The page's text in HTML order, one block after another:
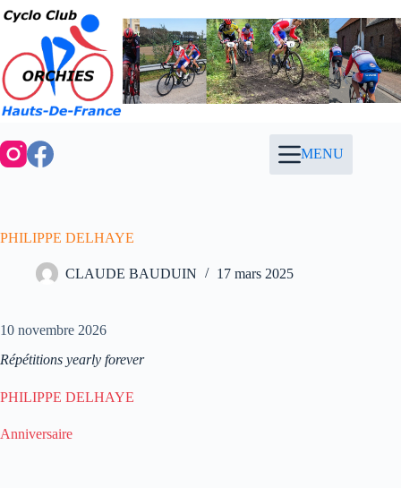
Passer
au
contenu
MENU
PHILIPPE DELHAYE
CLAUDE BAUDUIN 17 mars 2025
10 novembre 2026
Répétitions yearly forever
PHILIPPE DELHAYE
Anniversaire